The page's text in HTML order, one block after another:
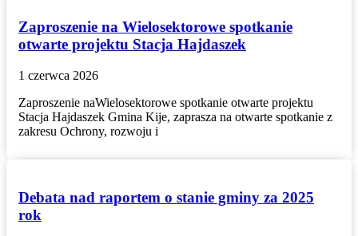
Zaproszenie na Wielosektorowe spotkanie
otwarte projektu Stacja Hajdaszek
1 czerwca 2026
Zaproszenie naWielosektorowe spotkanie otwarte projektu
Stacja Hajdaszek Gmina Kije, zaprasza na otwarte spotkanie z
zakresu Ochrony, rozwoju i
Debata nad raportem o stanie gminy za 2025
rok